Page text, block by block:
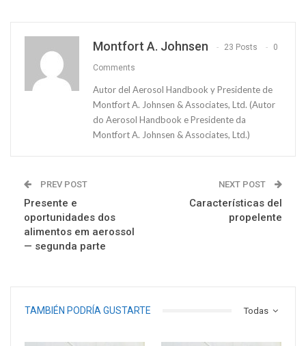
Montfort A. Johnsen 23 Posts 0
Comments
Autor del Aerosol Handbook y Presidente de
Montfort A. Johnsen & Associates, Ltd. (Autor
do Aerosol Handbook e Presidente da
Montfort A. Johnsen & Associates, Ltd.)
PREV POST
Presente e
oportunidades dos
alimentos em aerossol
— segunda parte
NEXT POST
Características del
propelente
Todas
TAMBIÉN PODRÍA GUSTARTE